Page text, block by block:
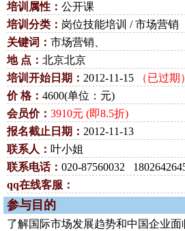
培训属性： 公开课
培训分类： 岗位技能培训 / 市场营销
关键词： 市场营销、
地 点： 北京北京
培训开始日期： 2012-11-15
（已过期）
价 格： 4600(单位：元)
会员价： 3910元 (即8.5折)
报名截止日期： 2012-11-13
联系人： 叶小姐
联系电话： 020-87560032
qq在线客服：
参与目的
了解国际市场发展趋势和中国企业面